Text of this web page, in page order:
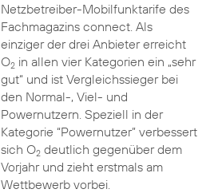
Netzbetreiber-Mobilfunktarife des
Fachmagazins connect. Als
einziger der drei Anbieter erreicht
O2in allen vier Kategorien ein „sehr
gut“ und ist Vergleichssieger bei
den Normal-, Viel- und
Powernutzern. Speziell in der
Kategorie “Powernutzer” verbessert
sich O2deutlich gegenüber dem
Vorjahr und zieht erstmals am
Wettbewerb vorbei.